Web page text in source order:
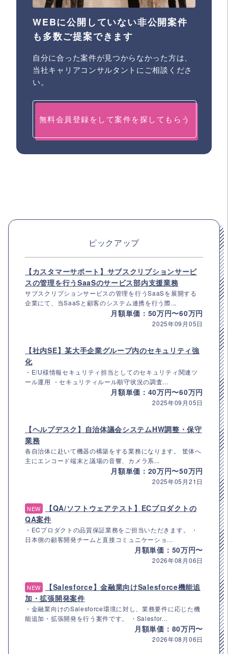
WEBに公開していない非公開案件
も多数ご提案できます
自分に合った案件が見つからなかった方は、
当社キャリアコンサルタントにご相談くださ
い。
無料会員登録をして案件を探してもらう
ピックアップ
【カスタマーサポート】サブスクリプションサービ
スの管理を行うSaaSのサービス部内支援業務
サブスクリプションサービスの管理を行うSaaSを展開する
企業にて、当SaaSと顧客のシステム連携を行う際...
月額単価：50万円〜60万円
2025年09月05日
【社内SE】某大手企業グループ内のセキュリティ強
化
・E/U様情報セキュリティ担当としてのセキュリティ関連ツ
ール運用 ・セキュリティルール順守状況の調査...
月額単価：40万円〜60万円
2025年09月05日
【ヘルプデスク】自治体議会システムHW調整・保守
業務
各自治体に赴いて機器の構築をする業務になります。 筐体へ
主にエンコード端末と議場の音響、カメラ系...
月額単価：20万円〜50万円
2025年05月21日
NEW
【QA/ソフトウェアテスト】ECプロダクトの
QA案件
・ECプロダクトの品質保証業務をご担当いただきます。 ・
日本側の顧客開発チームと直接コミュニケーショ...
月額単価：50万円〜
2026年08月06日
NEW
【Salesforce】金融業向けSalesforce機能追
加・拡張開発案件
・金融業向けのSalesforce環境に対し、業務要件に応じた機
能追加・拡張開発を行う案件です。 ・Salesfor...
月額単価：80万円〜
2026年08月06日